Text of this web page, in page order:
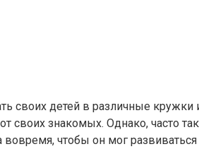
своих детей в различные
своих знакомых. Однако, часто
чтобы он мог